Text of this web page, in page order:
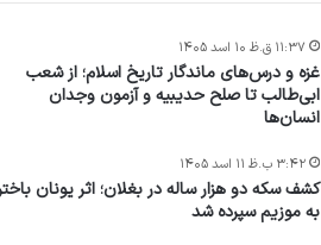
غزه و درس‌های ماندگار تاریخ اسلام؛ از شعب
ابی‌طالب تا صلح حدیبیه و آزمون وجدان
انسان‌ها
۱۱:۳۷ ق.ظ ۱۰ اسد ۱۴۰۵
کشف سکه دو هزار ساله در بغلان؛ اثر یونان
به موزیم سپرده شد
۳:۴۲ ب.ظ ۱۱ اسد ۱۴۰۵